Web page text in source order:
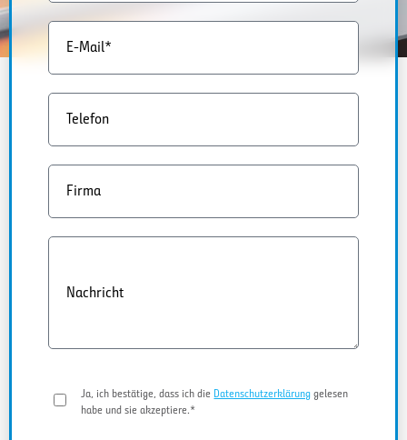
E-Mail*
Telefon
Firma
Nachricht
Ja, ich bestätige, dass ich die Datenschutzerklärung gelesen
habe und sie akzeptiere.*